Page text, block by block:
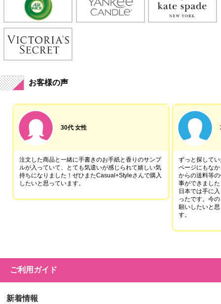
お客様の声
30代 女性
注文した商品と一緒に手書きのお手紙と香りのサンプ
ルが入っていて、とても気遣いが感じられて嬉しい気
持ちになりました！ぜひまたCasual+Styleさんで購入
したいと思っています。
ずっと探して
ページにもな
からの送料等
事ができました
日本では手に
ったです。今
願いしたいと
す。
ご利用ガイド
新着情報